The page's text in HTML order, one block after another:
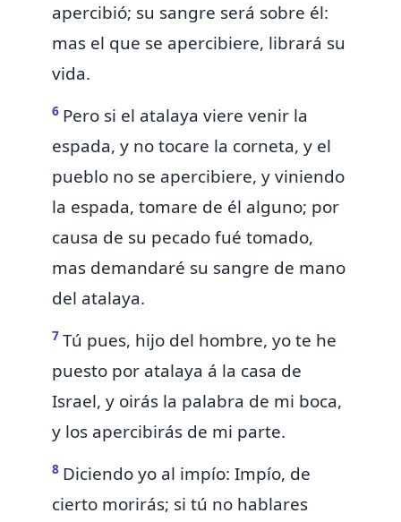
apercibió; su sangre será sobre él:
mas el que se apercibiere, librará su
vida.
6 Pero si el atalaya viere venir la
espada, y no tocare la corneta, y el
pueblo no se apercibiere, y viniendo
la espada, tomare de él alguno; por
causa de su pecado fué tomado,
mas demandaré su sangre de mano
del atalaya.
7 Tú pues, hijo del hombre, yo te he
puesto por atalaya á la casa de
Israel, y oirás la palabra de mi boca,
y los apercibirás de mi parte.
8 Diciendo yo al impío: Impío, de
cierto morirás; si tú no hablares